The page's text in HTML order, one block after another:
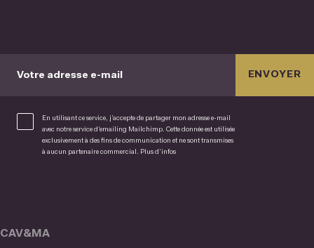
Votre adresse e-mail
En utilisant ce service, j’accepte de partager mon adresse e-mail
avec notre service d’emailing Mailchimp. Cette donnée est utilisée
exclusivement à des fins de communication et ne sont transmises
à aucun partenaire commercial. Plus d’infos
ENVOYER
CAV&MA